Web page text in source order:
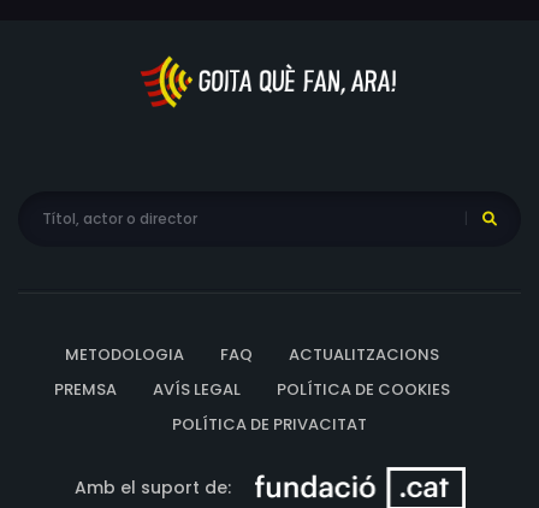
METODOLOGIA FAQ
ACTUALITZACIONS
PREMSA
AVÍS LEGAL
POLÍTICA DE COOKIES
POLÍTICA DE PRIVACITAT
Amb el suport de: